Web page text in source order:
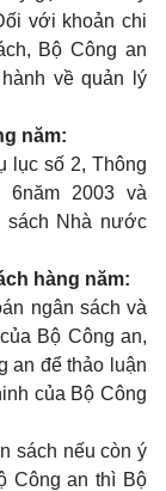
với khoản chi
Bộ Công an
về quản lý
năm:
lục số 2, Thông
6năm 2003 và
sách Nhà nước
hàng năm:
ngân sách và
Bộ Công an,
an để thảo luận
của Bộ Công
sách nếu còn ý
Công an thì Bộ